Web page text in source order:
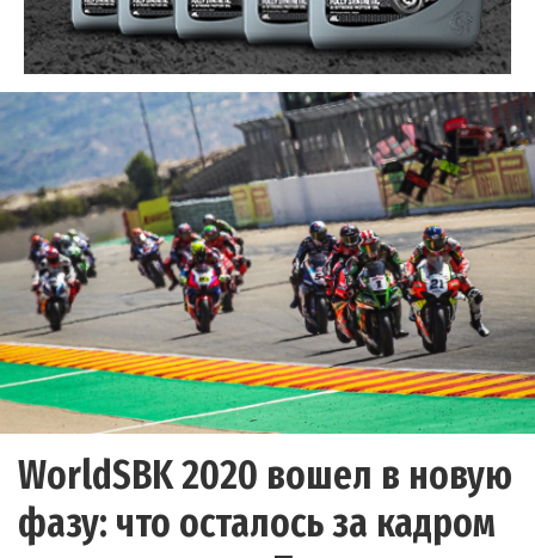
WorldSBK 2020 вошел в новую
фазу: что осталось за кадром